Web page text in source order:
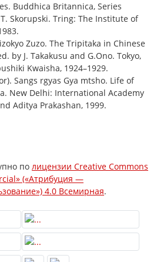
по лицензии Creative Commons
(«Атрибуция —
4.0 Всемирная.
Buddhica Britannica, Series
Skorupski. Tring: The Institute of
Zuzo. The Tripitaka in Chinese
by J. Takakusu and G.Ono. Tokyo,
Kwaisha, 1924–1929.
Sangs rgyas Gya mtsho. Life of
New Delhi: International Academy
Aditya Prakashan, 1999.